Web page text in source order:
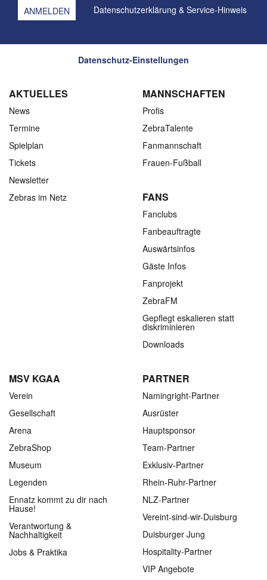
Datenschutzerklärung & Service-Hinweis
Datenschutz-Einstellungen
AKTUELLES
News
Termine
Spielplan
Tickets
Newsletter
Zebras im Netz
MANNSCHAFTEN
Profis
ZebraTalente
Fanmannschaft
Frauen-Fußball
FANS
Fanclubs
Fanbeauftragte
Auswärtsinfos
Gäste Infos
Fanprojekt
ZebraFM
Gepflegt eskalieren statt
diskriminieren
Downloads
MSV KGAA
Verein
Gesellschaft
Arena
ZebraShop
Museum
Legenden
Ennatz kommt zu dir nach
Hause!
Verantwortung &
Nachhaltigkeit
Jobs & Praktika
PARTNER
Namingright-Partner
Ausrüster
Hauptsponsor
Team-Partner
Exklusiv-Partner
Rhein-Ruhr-Partner
NLZ-Partner
Vereint-sind-wir-Duisburg
Duisburger Jung
Hospitality-Partner
VIP Angebote